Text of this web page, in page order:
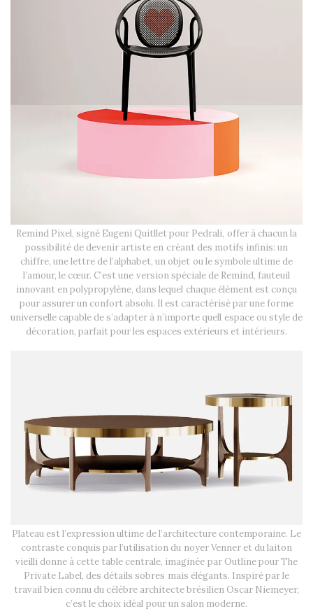
Remind Pixel, signé Eugeni Quitllet pour Pedrali, offer à chacun la
possibilité de devenir artiste en créant des motifs infinis: un
chiffre, une lettre de l’alphabet, un objet ou le symbole ultime de
l’amour, le cœur. C’est une version spéciale de Remind, fauteuil
innovant en polypropylène, dans lequel chaque élément est conçu
pour assurer un confort absolu. Il est caractérisé par une forme
universelle capable de s’adapter à n’importe quell espace ou style de
décoration, parfait pour les espaces extérieurs et intérieurs.
Plateau est l’expression ultime de l’architecture contemporaine. Le
contraste conquis par l’utilisation du noyer Venner et du laiton
vieilli donne à cette table centrale, imaginée par Outline pour The
Private Label, des détails sobres mais élégants. Inspiré par le
travail bien connu du célèbre architecte brésilien Oscar Niemeyer,
c’est le choix idéal pour un salon moderne.